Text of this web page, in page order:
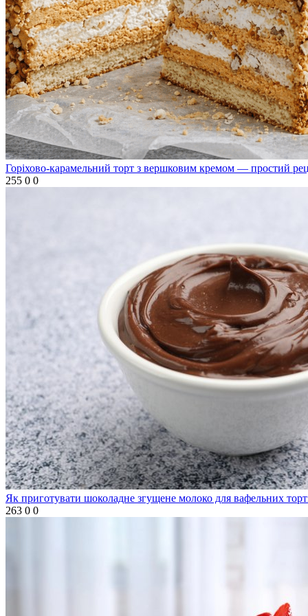
Горіхово‑карамельний торт з вершковим кремом — простий
255 0 0
Як приготувати шоколадне згущене молоко для вафельних
263 0 0